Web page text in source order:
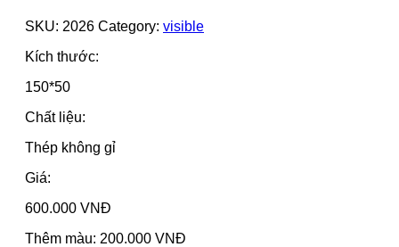
SKU: 2026 Category: visible
Kích thước:
150*50
Chất liệu:
Thép không gỉ
Giá:
600.000 VNĐ
Thêm màu: 200.000 VNĐ